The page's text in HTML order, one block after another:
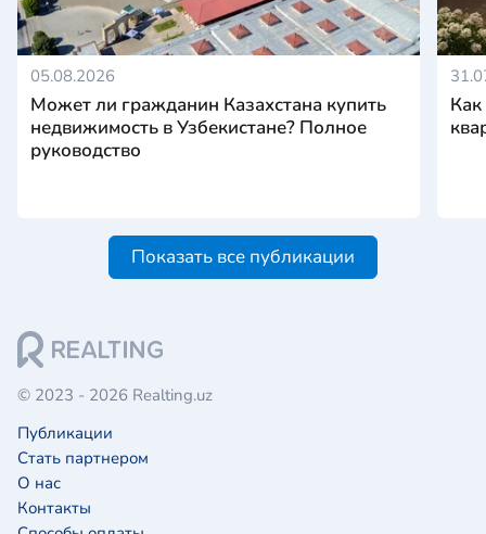
05.08.2026
Может ли гражданин Казахстана купить
недвижимость в Узбекистане? Полное
руководство
Показать все публикации
© 2023 - 2026 Realting.uz
Публикации
Стать партнером
О нас
Контакты